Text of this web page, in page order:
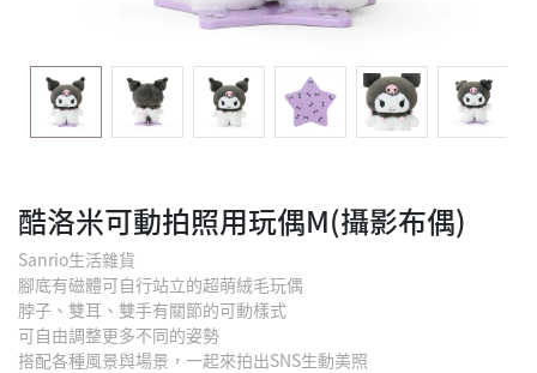
酷洛米可動拍照用玩偶M(攝影布偶)
Sanrio生活雜貨
腳底有磁體可自行站立的超萌絨毛玩偶
脖子、雙耳、雙手有關節的可動樣式
可自由調整更多不同的姿勢
搭配各種風景與場景，一起來拍出SNS生動美照